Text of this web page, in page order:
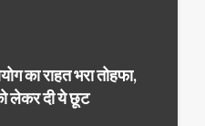
का राहत भरा तोहफा,
को लेकर दी ये छूट